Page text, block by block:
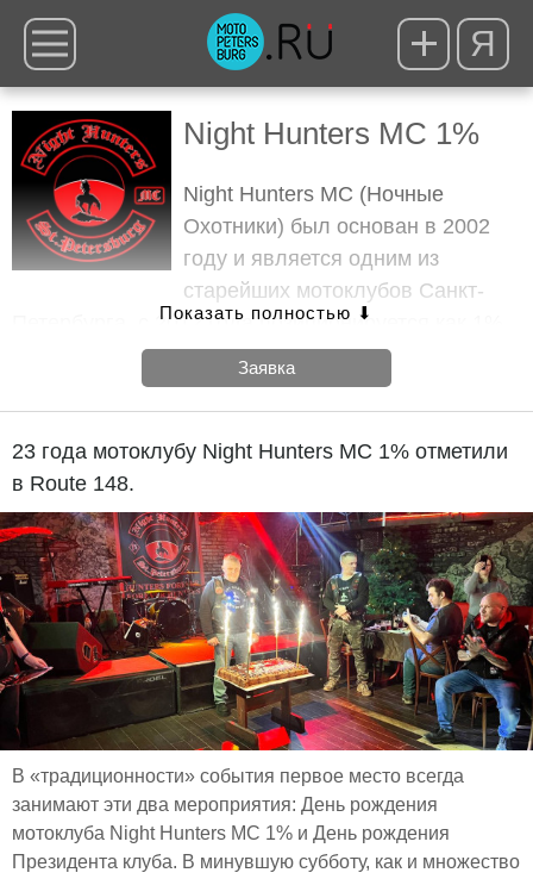
Я
Night Hunters MC 1%
Night Hunters MC (Ночные
Охотники) был основан в 2002
году и является одним из
старейших мотоклубов Санкт-
Петербурга, с 2012 года позиционируется как 1%
#nighthuntersmc
#nighthuntersmc
Заявка
23 года мотоклубу Night Hunters MC 1% отметили
в Route 148.
В «традиционности» события первое место всегда
занимают эти два мероприятия: День рождения
мотоклуба Night Hunters MC 1% и День рождения
Президента клуба. В минувшую субботу, как и множество